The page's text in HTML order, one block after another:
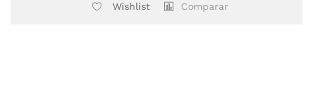
Wishlist Comparar